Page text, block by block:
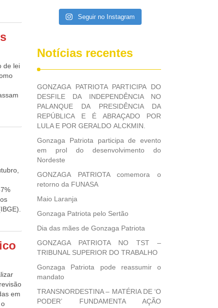
as
e
da
de lei
ou
de
e
e
em
Seguir no Instagram
Notícias recentes
GONZAGA PATRIOTA PARTICIPA DO
DESFILE DA INDEPENDÊNCIA NO
PALANQUE DA PRESIDÊNCIA DA
REPÚBLICA E É ABRAÇADO POR
LULA E POR GERALDO ALCKMIN.
Gonzaga Patriota participa de evento
em prol do desenvolvimento do
Nordeste
GONZAGA PATRIOTA comemora o
retorno da FUNASA
Maio Laranja
Gonzaga Patriota pelo Sertão
Dia das mães de Gonzaga Patriota
GONZAGA PATRIOTA NO TST –
TRIBUNAL SUPERIOR DO TRABALHO
Gonzaga Patriota pode reassumir o
mandato
TRANSNORDESTINA – MATÉRIA DE ‘O
PODER’ FUNDAMENTA AÇÃO